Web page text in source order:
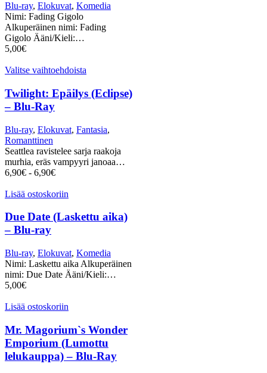
Blu-ray, Elokuvat, Komedia
Nimi: Fading Gigolo
Alkuperäinen nimi: Fading
Gigolo Ääni/Kieli:…
5,00€
Valitse vaihtoehdoista
Twilight: Epäilys (Eclipse)
– Blu-Ray
Blu-ray, Elokuvat, Fantasia,
Romanttinen
Seattlea ravistelee sarja raakoja
murhia, eräs vampyyri janoaa…
6,90€ - 6,90€
Lisää ostoskoriin
Due Date (Laskettu aika)
– Blu-ray
Blu-ray, Elokuvat, Komedia
Nimi: Laskettu aika Alkuperäinen
nimi: Due Date Ääni/Kieli:…
5,00€
Lisää ostoskoriin
Mr. Magorium`s Wonder
Emporium (Lumottu
lelukauppa) – Blu-Ray